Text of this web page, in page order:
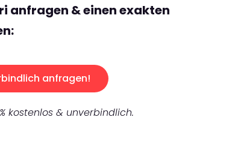
anfragen & einen exakten
anfragen!
kostenlos & unverbindlich.